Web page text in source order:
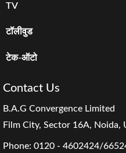
TV
टॉलीवुड
टेक-ऑटो
Contact Us
B.A.G Convergence Limited
Film City, Sector 16A, Noida,
Phone: 0120 - 4602424/